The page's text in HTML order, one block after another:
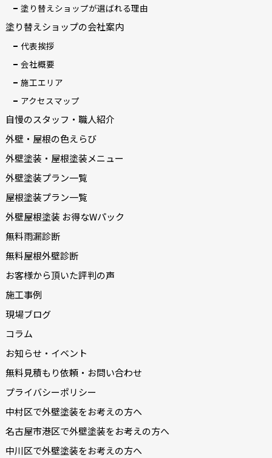
塗り替えショップが選ばれる理由
塗り替えショップの会社案内
代表挨拶
会社概要
施工エリア
アクセスマップ
自慢のスタッフ・職人紹介
外壁・屋根の色えらび
外壁塗装・屋根塗装メニュー
外壁塗装プラン一覧
屋根塗装プラン一覧
外壁屋根塗装 お得なWパック
無料雨漏診断
無料屋根外壁診断
お客様から頂いた評判の声
施工事例
現場ブログ
コラム
お知らせ・イベント
無料見積もり依頼・お問い合わせ
プライバシーポリシー
中村区で外壁塗装をお考えの方へ
名古屋市港区で外壁塗装をお考えの方へ
中川区で外壁塗装をお考えの方へ